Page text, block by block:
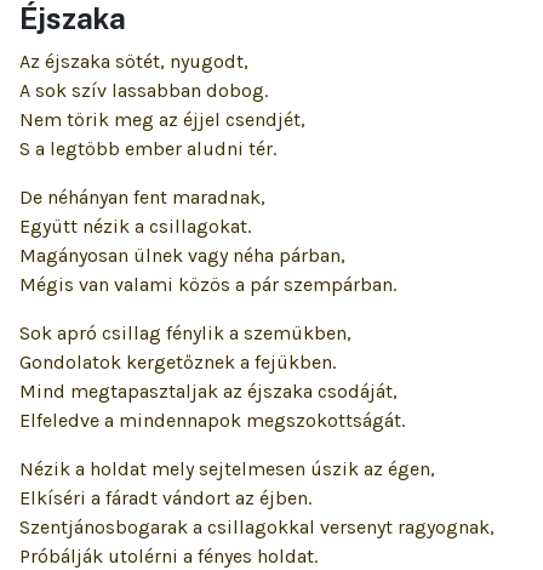
Éjszaka
Az éjszaka sötét, nyugodt,
A sok szív lassabban dobog.
Nem törik meg az éjjel csendjét,
S a legtöbb ember aludni tér.
De néhányan fent maradnak,
Együtt nézik a csillagokat.
Magányosan ülnek vagy néha párban,
Mégis van valami közös a pár szempárban.
Sok apró csillag fénylik a szemükben,
Gondolatok kergetőznek a fejükben.
Mind megtapasztaljak az éjszaka csodáját,
Elfeledve a mindennapok megszokottságát.
Nézik a holdat mely sejtelmesen úszik az égen,
Elkíséri a fáradt vándort az éjben.
Szentjánosbogarak a csillagokkal versenyt ragyognak,
Próbálják utolérni a fényes holdat.